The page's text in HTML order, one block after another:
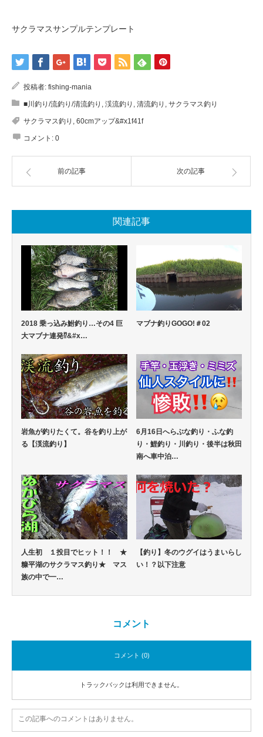
サクラマスサンプルテンプレート
投稿者: fishing-mania
■川釣り/流釣り/清流釣り , 渓流釣り , 清流釣り , サクラマス釣り
サクラマス釣り , 60cmアップ&#x1f41f
コメント: 0
前の記事 次の記事
関連記事
2018 乗っ込み鮒釣り…その4 巨
大マブナ連発⁉&#x…
マブナ釣りGOGO!＃02
岩魚が釣りたくて。谷を釣り上が
る【渓流釣り】
6月16日へらぶな釣り・ふな釣
り・鯉釣り・川釣り・後半は秋田
南へ車中泊…
人生初 １投目でヒット！！ ★
糠平湖のサクラマス釣り★ マス
族の中で一…
【釣り】冬のウグイはうまいらし
い！？以下注意
コメント
コメント (0)
トラックバックは利用できません。
この記事へのコメントはありません。